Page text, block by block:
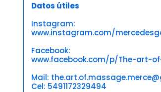
Datos útiles
Instagram:
www.instagram.com/
Facebook:
www.facebook.com/p/The-art-
Mail:
Cel: 5491172329494